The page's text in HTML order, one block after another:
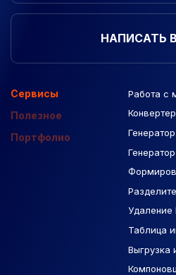
НАПИСАТЬ В
Сервисы
Полезное
Портфолио
Работа с
Удаление
Таблица
Выгрузка
Подборка
Макеты
База
РСЯ